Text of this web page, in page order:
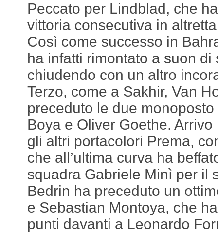
Peccato per Lindblad, che
vittoria consecutiva in
Così come successo in
ha infatti rimontato a suon di
chiudendo con un altro
Terzo, come a Sakhir, Van
preceduto le due
Boya e Oliver Goethe.
gli altri portacolori Prema,
che all’ultima curva ha
squadra Gabriele Minì per il
Bedrin ha preceduto un
e Sebastian Montoya, che
punti davanti a Leonardo